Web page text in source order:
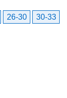
26-30 30-33